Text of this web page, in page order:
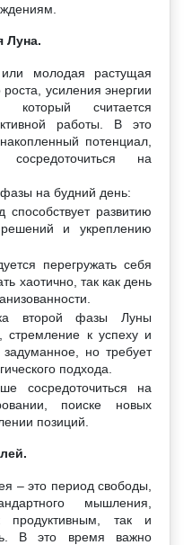
Луна.
молодая растущая
усиления энергии
считается
работы. В это
потенциал,
на
на будний день:
развитию
и укреплению
перегружать себя
хаотично, так как день
второй фазы Луны
стремление к успеху и
но требует
подхода.
сосредоточиться на
поиске новых
позиций.
– это период свободы,
мышления,
так и
В это время важно